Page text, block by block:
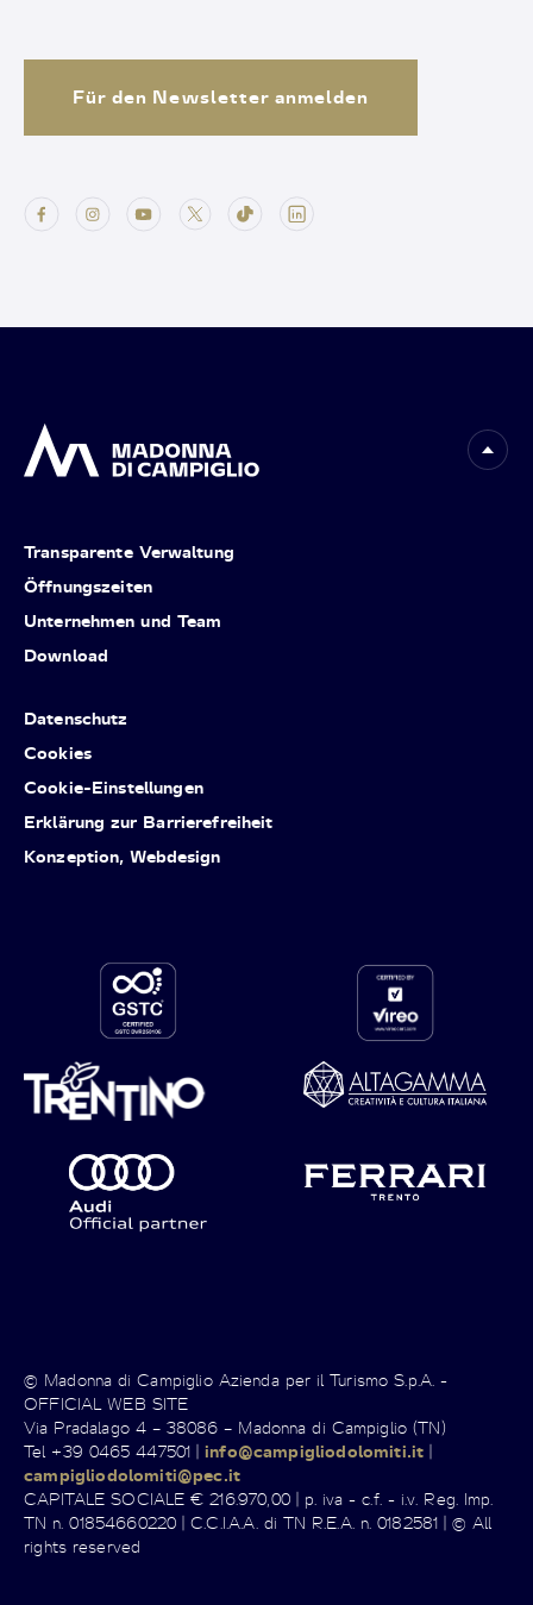
Für den Newsletter anmelden
Transparente Verwaltung
Öffnungszeiten
Unternehmen und Team
Download
Datenschutz
Cookies
Cookie-Einstellungen
Erklärung zur Barrierefreiheit
Konzeption, Webdesign
© Madonna di Campiglio Azienda per il Turismo S.p.A. -
OFFICIAL WEB SITE
Via Pradalago 4 – 38086 – Madonna di Campiglio (TN)
Tel +39 0465 447501 |info@campigliodolomiti.it |
campigliodolomiti@pec.it
CAPITALE SOCIALE € 216.970,00 | p. iva - c.f. - i.v. Reg. Imp.
TN n. 01854660220 | C.C.I.A.A. di TN R.E.A. n. 0182581 | © All
rights reserved